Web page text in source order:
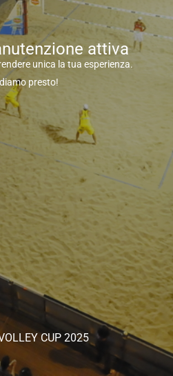
attiva
unica la tua esperienza.
presto!
CUP 2025